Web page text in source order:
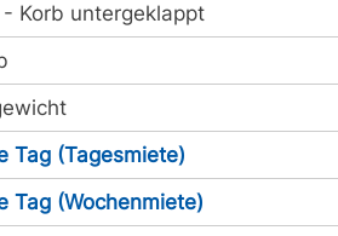
- Korb untergeklappt
Tag (Tagesmiete)
Tag (Wochenmiete)